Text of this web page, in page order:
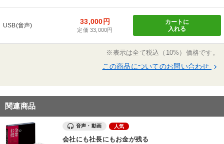
USB(音声) 33,000円
定価 33,000円
カートに
入れる
※表示は全て税込（10%）価格です。
この商品についてのお問い合わせ keyboard_arrow_right
関連商品
音声・動画 人気
会社にも社長にもお金が残る